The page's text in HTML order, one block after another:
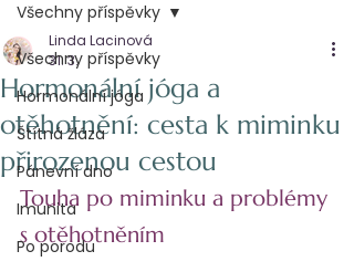
Všechny příspěvky
Hormonální jóga
Štítná žláza
Pánevní dno
Imunita
Po porodu
Všechny příspěvky
Hormonální jóga a
otěhotnění: cesta k miminku
přirozenou cestou
Linda Lacinová
31. 3.
Touha po miminku a problémy
s otěhotněním